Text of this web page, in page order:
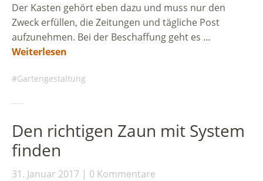
Der Kasten gehört eben dazu und muss nur den
Zweck erfüllen, die Zeitungen und tägliche Post
aufzunehmen. Bei der Beschaffung geht es …
Weiterlesen
Gartengestaltung
Den richtigen Zaun mit System
finden
31. Januar 2017 0 Kommentare